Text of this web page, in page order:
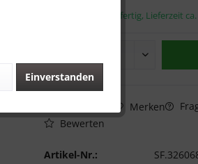
Sofort versandfertig, Lieferzeit
Merken
Bewerten
Artikel-Nr.:
Einverstanden